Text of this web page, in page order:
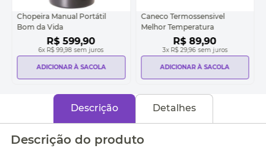
Chopeira Manual Portátil
Bom da Vida
R$ 599,90
6x R$ 99,98 sem juros
ADICIONAR À SACOLA
Caneco Termossensivel
Melhor Temperatura
R$ 89,90
3x R$ 29,96 sem juros
ADICIONAR À SACOLA
Descrição Detalhes
Descrição do produto